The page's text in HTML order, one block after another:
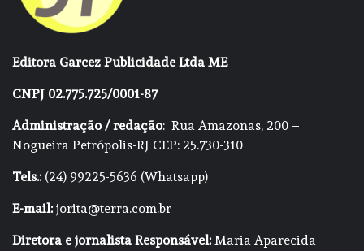
Editora Garcez Publicidade Ltda ME
CNPJ 02.775.725/0001-87
Administração / redação: Rua Amazonas, 200 –
Nogueira Petrópolis-RJ CEP: 25.730-310
Tels.:(24) 99225-5636 (Whatsapp)
E-mail:jorita@terra.com.br
Diretora e jornalista Responsável:Maria Aparecida